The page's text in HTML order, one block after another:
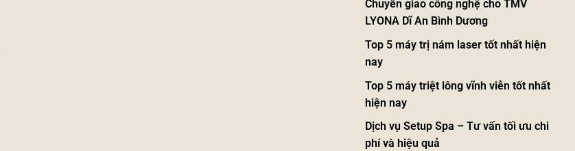
Chuyển giao công nghệ cho TMV
LYONA Dĩ An Bình Dương
Top 5 máy trị nám laser tốt nhất hiện
nay
Top 5 máy triệt lông vĩnh viễn tốt nhất
hiện nay
Dịch vụ Setup Spa – Tư vấn tối ưu chi
phí và hiệu quả